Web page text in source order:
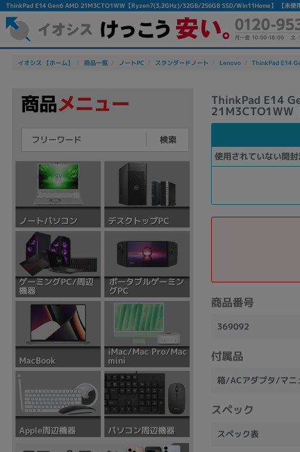
ThinkPad E14 Gen6 AMD 21M3CTO1WW【Ryzen7(3.2GHz)/32GB/256GB SSD/Win11Home】 【未使用
イオシス 【ホーム】 商品一覧 ノートPC スタンダードノート Lenovo ThinkPad E14
ThinkPad E14
21M3CTO1WW
使用されていない開
商品番号
369092
付属品
箱/ACアダプタ/マニ
スペック
スペック表
検索
ノートパソコン デスクトップPC
ゲーミングPC/周辺
機器
ポータブルゲーミン
グPC
MacBook
iMac/Mac Pro/Mac
mini
Apple周辺機器 パソコン周辺機器